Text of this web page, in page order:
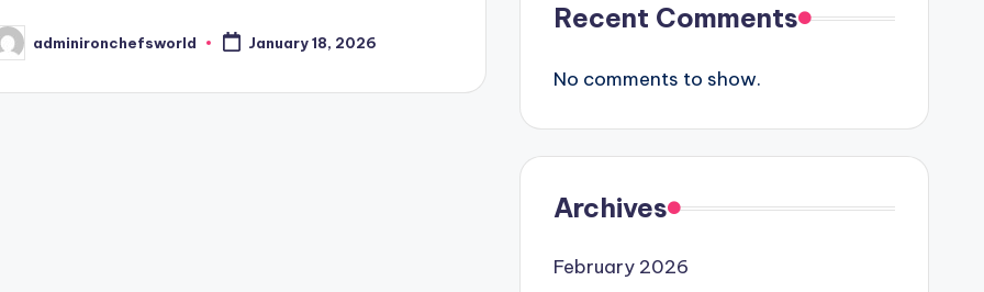
adminironchefsworld January 18, 2026
Recent Comments
No comments to show.
Archives
February 2026